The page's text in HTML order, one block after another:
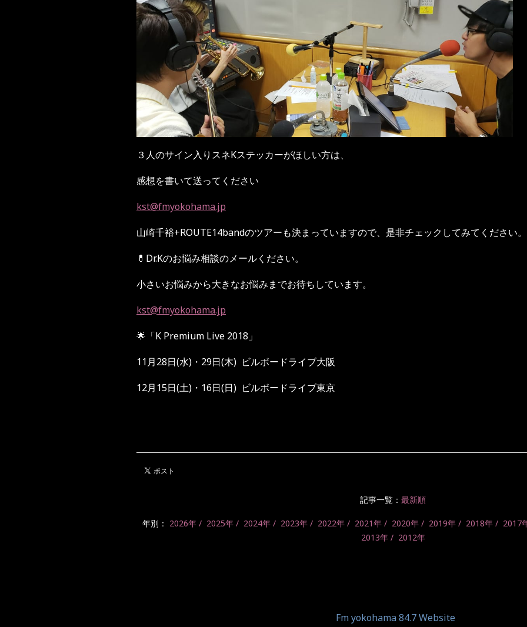
３人のサイン入りスネKステッカーがほしい方は、
感想を書いて送ってください
kst@fmyokohama.jp
山崎千裕+ROUTE14bandのツアーも決まっていますので、是非チェックしてみてください。
💊Dr.Kのお悩み相談のメールください。
小さいお悩みから大きなお悩みまでお待ちしています。
kst@fmyokohama.jp
🌟「K Premium Live 2018」
11月28日(水)・29日(木) ビルボードライブ大阪
12月15日(土)・16日(日) ビルボードライブ東京
記事一覧： 最新順
年別： 2026年 2025年 2024年 2023年 2022年 2021年 2020年 2019年 2018年
2017
2013年
2012年
Fm yokohama 84.7 Website